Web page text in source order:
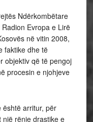
Ndërkombëtare
Evropa e Lirë
në vitin 2008,
faktike dhe të
objektiv që të pengoj
procesin e njohjeve
është arritur, për
rënie drastike e